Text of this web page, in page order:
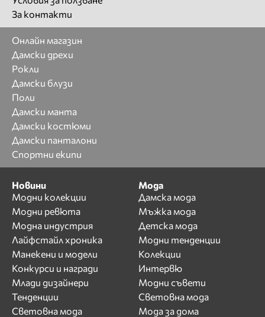
За контакти
Онлайн магазин
Дамски дрехи
Рокли
Дамски блузи
Поли
Дамски манта
Дамски костюми
Дамски панталони
Спортни екипи
Новини
Модни колекции
Модни ревюта
Модна индустрия
Лайфстайл хроника
Манекени и модели
Конкурси и награди
Млади дизайнери
Тенденции
Световна мода
Мода
Дамска мода
Мъжка мода
Детска мода
Модни тенденции
Колекции
Интервю
Модни съвети
Световна мода
Мода за дома